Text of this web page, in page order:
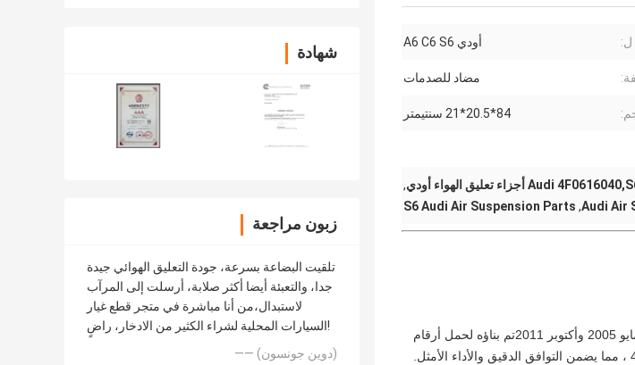
شهادة
زبون مراجعة
تلقيت البضاعة بسرعة، جودة التعليق الهوائي جيدة
جدا، والتعبئة أيضا أكثر صلابة، أرسلت إلى المرآب
لاستبدال،من أنا مباشرة في متجر قطع غيار
السيارات المحلية لشراء الكثير من الادخار، راضٍ!
—— (دوين جونسون)
ل: أودي A6 C6 S6
مضاد للصدمات
84*20.5*21 سنتيمتر
,
Audi Air
,
S6 Audi Air Suspension Parts
لا تبحث عن شيء آخر سوى أجهزة تعليق الهواء الممتازةطرازات C6 Chassis) المصنعة بين مايو 2005 وأكتوبر 2011تم بناؤه لحمل أرقام